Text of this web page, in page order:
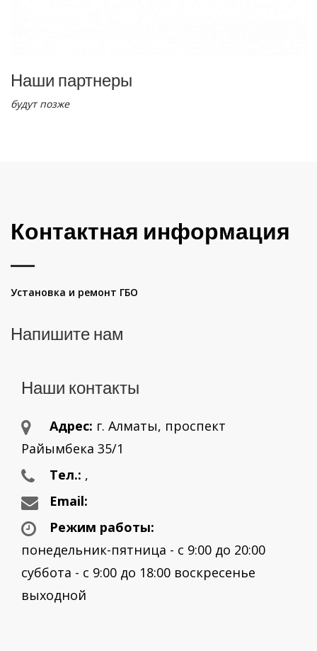
Наши партнеры
будут позже
Контактная информация
Установка и ремонт ГБО
Напишите нам
Наши контакты
Адрес: г. Aлматы, проспект
Райымбека 35/1
Тел.: ,
Email:
Режим работы:
понедельник-пятница - с 9:00 до 20:00
суббота - с 9:00 до 18:00 воскресенье
выходной